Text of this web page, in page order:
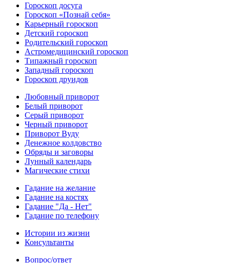
Гороскоп досуга
Гороскоп «Познай себя»
Карьерный гороскоп
Детский гороскоп
Родительский гороскоп
Астромедицинский гороскоп
Типажный гороскоп
Западный гороскоп
Гороскоп друидов
Любовный приворот
Белый приворот
Серый приворот
Черный приворот
Приворот Вуду
Денежное колдовство
Обряды и заговоры
Лунный календарь
Магические стихи
Гадание на желание
Гадание на костях
Гадание "Да - Нет"
Гадание по телефону
Истории из жизни
Консультанты
Вопрос/ответ